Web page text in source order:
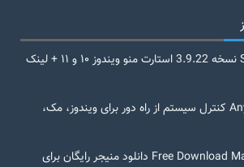
دانلود StartAllBack نسخه 3.9.22 استارت منو ویندوز ۱۰ و ۱۱ + لینک
دانلود AnyDesk 9.6.1 کنترل سیستم از راه دور برای ویندوز، مک،
دانلود Free Download Manager 6.30 دانلود منیجر رایگان برای